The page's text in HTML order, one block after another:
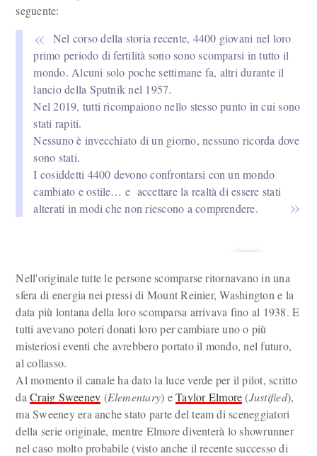
seguente:
Nel corso della storia recente, 4400 giovani nel loro
primo periodo di fertilità sono sono scomparsi in tutto il
mondo. Alcuni solo poche settimane fa, altri durante il
lancio della Sputnik nel 1957.
Nel 2019, tutti ricompaiono nello stesso punto in cui sono
stati rapiti.
Nessuno è invecchiato di un giorno, nessuno ricorda dove
sono stati.
I cosiddetti 4400 devono confrontarsi con un mondo
cambiato e ostile… e accettare la realtà di essere stati
alterati in modi che non riescono a comprendere.
Nell'originale tutte le persone scomparse ritornavano in una
sfera di energia nei pressi di Mount Reinier, Washington e la
data più lontana della loro scomparsa arrivava fino al 1938. E
tutti avevano poteri donati loro per cambiare uno o più
misteriosi eventi che avrebbero portato il mondo, nel futuro,
al collasso.
Al momento il canale ha dato la luce verde per il pilot, scritto
daCraig Sweeney (Elementary) eTaylor Elmore(Justified),
ma Sweeney era anche stato parte del team di sceneggiatori
della serie originale, mentre Elmore diventerà lo showrunner
nel caso molto probabile (visto anche il recente successo di